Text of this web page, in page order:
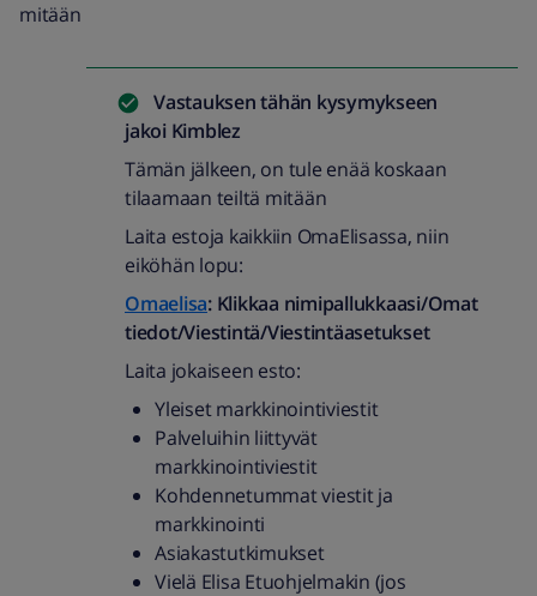
mitään
Vastauksen tähän kysymykseen
jakoi Kimblez
Tämän jälkeen, on tule enää koskaan
tilaamaan teiltä mitään
Laita estoja kaikkiin OmaElisassa, niin
eiköhän lopu:
Omaelisa: Klikkaa nimipallukkaasi/Omat
tiedot/Viestintä/Viestintäasetukset
Laita jokaiseen esto:
Yleiset markkinointiviestit
Palveluihin liittyvät
markkinointiviestit
Kohdennetummat viestit ja
markkinointi
Asiakastutkimukset
Vielä Elisa Etuohjelmakin (jos